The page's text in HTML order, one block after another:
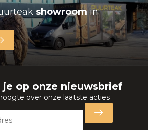
showroom in
je op onze nieuwsbrief
over onze laatste acties